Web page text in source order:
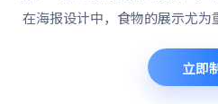
在海报设计中，食物的展示尤为
立即